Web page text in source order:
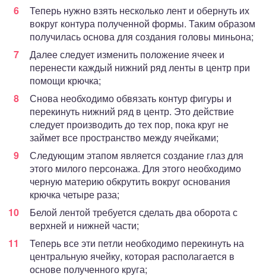
Теперь нужно взять несколько лент и обернуть их
вокруг контура полученной формы. Таким образом
получилась основа для создания головы миньона;
Далее следует изменить положение ячеек и
перенести каждый нижний ряд ленты в центр при
помощи крючка;
Снова необходимо обвязать контур фигуры и
перекинуть нижний ряд в центр. Это действие
следует производить до тех пор, пока круг не
займет все пространство между ячейками;
Следующим этапом является создание глаз для
этого милого персонажа. Для этого необходимо
черную материю обкрутить вокруг основания
крючка четыре раза;
Белой лентой требуется сделать два оборота с
верхней и нижней части;
Теперь все эти петли необходимо перекинуть на
центральную ячейку, которая располагается в
основе полученного круга;